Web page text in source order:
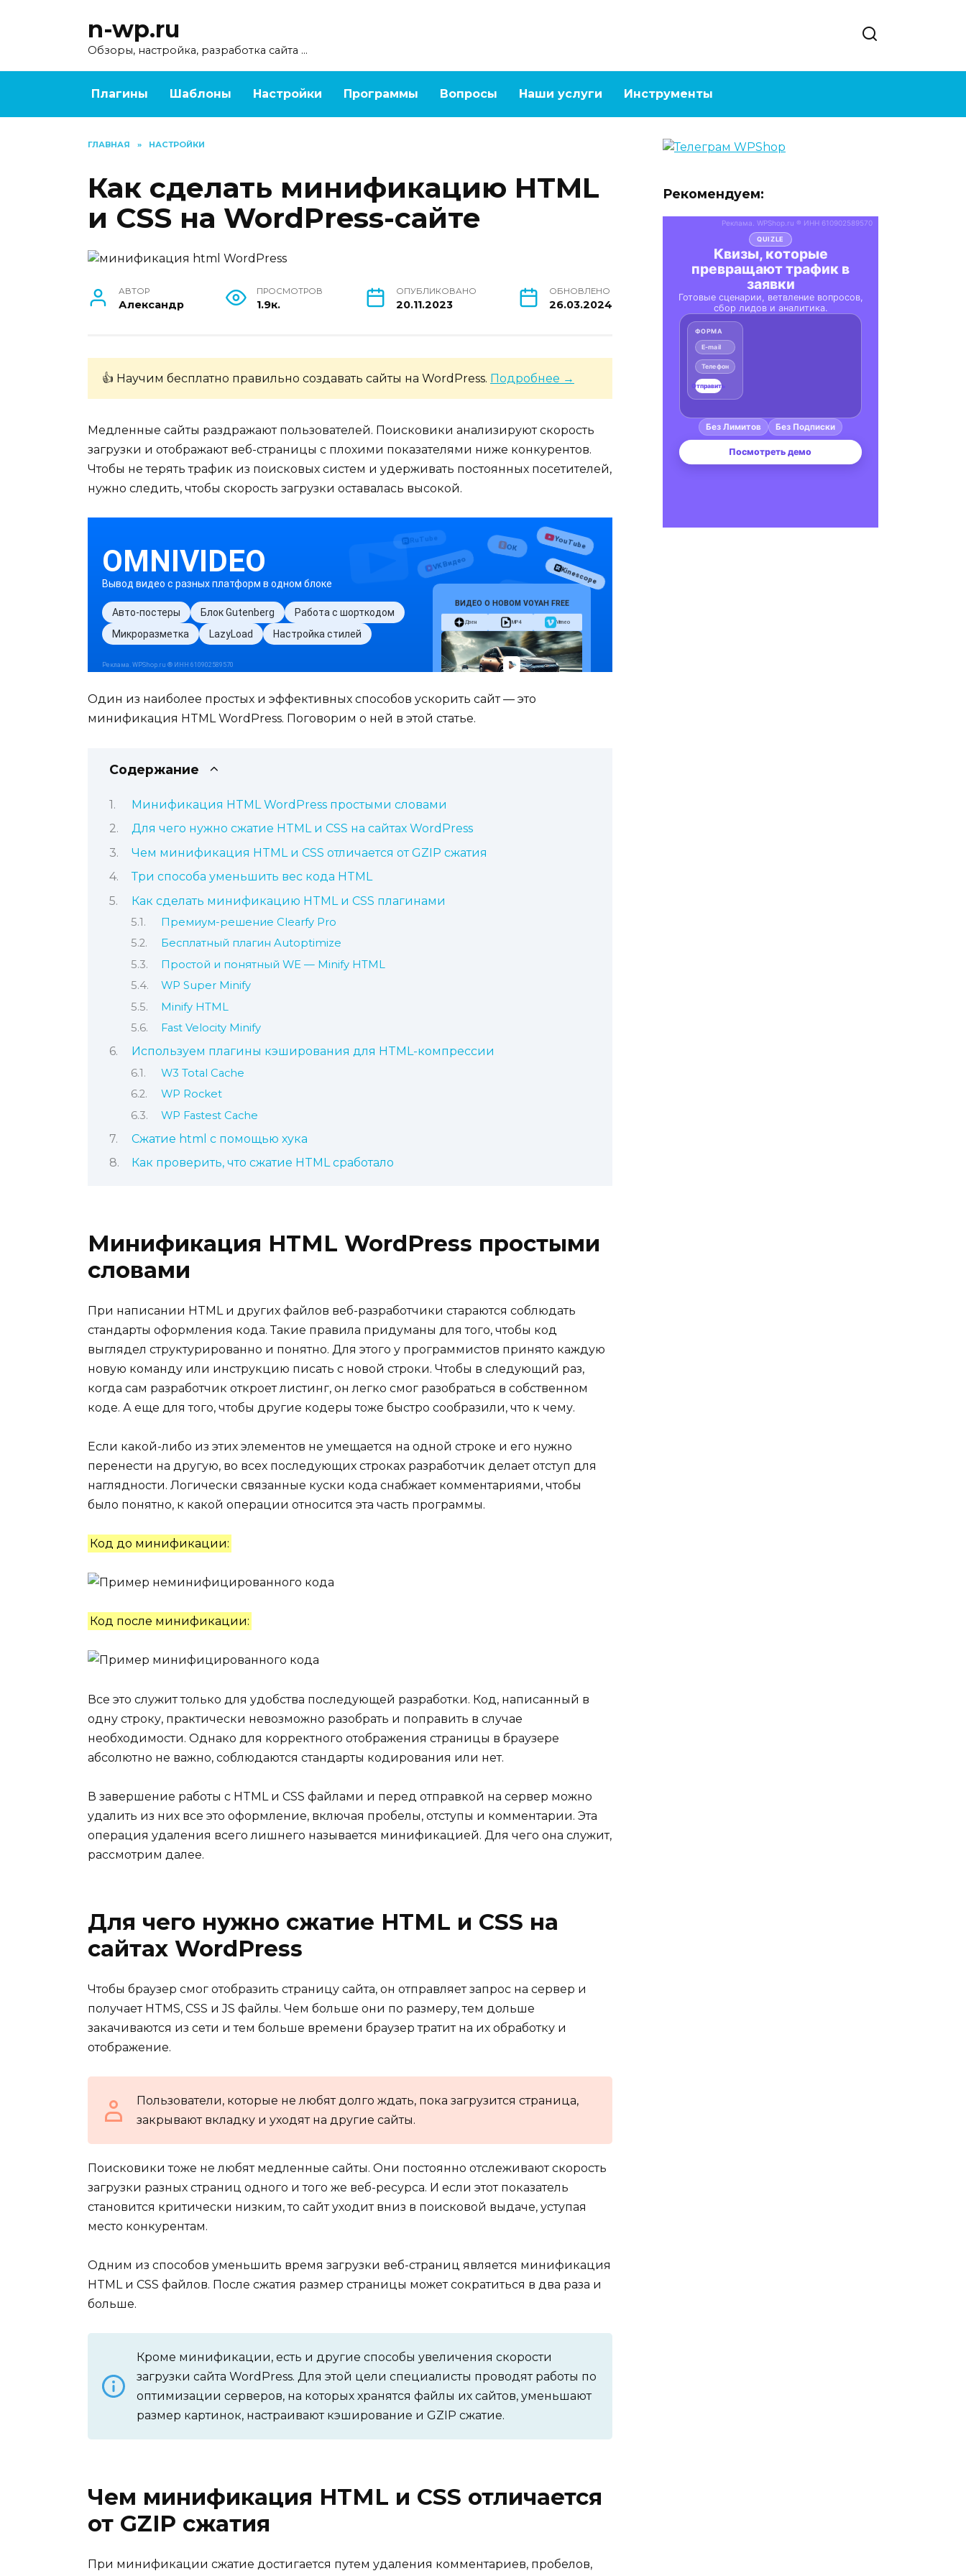
n-wp.ru
Обзоры, настройка, разработка сайта …
Плагины Шаблоны Настройки Программы Вопросы Наши услуги Инструменты
ГЛАВНАЯ » НАСТРОЙКИ
Как сделать минификацию HTML
и CSS на WordPress-сайте
АВТОР
Александр
ПРОСМОТРОВ
1.9к.
ОПУБЛИКОВАНО
20.11.2023
ОБНОВЛЕНО
26.03.2024
👍 Научим бесплатно правильно создавать сайты на WordPress. Подробнее →
Медленные сайты раздражают пользователей. Поисковики анализируют скорость
загрузки и отображают веб-страницы с плохими показателями ниже конкурентов.
Чтобы не терять трафик из поисковых систем и удерживать постоянных посетителей,
нужно следить, чтобы скорость загрузки оставалась высокой.
Один из наиболее простых и эффективных способов ускорить сайт — это
минификация HTML WordPress. Поговорим о ней в этой статье.
Содержание
Минификация HTML WordPress простыми словами
Для чего нужно сжатие HTML и CSS на сайтах WordPress
Чем минификация HTML и CSS отличается от GZIP сжатия
Три способа уменьшить вес кода HTML
Как сделать минификацию HTML и CSS плагинами
Премиум-решение Clearfy Pro
Бесплатный плагин Autoptimize
Простой и понятный WE — Minify HTML
WP Super Minify
Minify HTML
Fast Velocity Minify
Используем плагины кэширования для HTML-компрессии
W3 Total Cache
WP Rocket
WP Fastest Cache
Сжатие html с помощью хука
Как проверить, что сжатие HTML сработало
Минификация HTML WordPress простыми
словами
При написании HTML и других файлов веб-разработчики стараются соблюдать
стандарты оформления кода. Такие правила придуманы для того, чтобы код
выглядел структурированно и понятно. Для этого у программистов принято каждую
новую команду или инструкцию писать с новой строки. Чтобы в следующий раз,
когда сам разработчик откроет листинг, он легко смог разобраться в собственном
коде. А еще для того, чтобы другие кодеры тоже быстро сообразили, что к чему.
Если какой-либо из этих элементов не умещается на одной строке и его нужно
перенести на другую, во всех последующих строках разработчик делает отступ для
наглядности. Логически связанные куски кода снабжает комментариями, чтобы
было понятно, к какой операции относится эта часть программы.
Код до минификации:
Код после минификации:
Все это служит только для удобства последующей разработки. Код, написанный в
одну строку, практически невозможно разобрать и поправить в случае
необходимости. Однако для корректного отображения страницы в браузере
абсолютно не важно, соблюдаются стандарты кодирования или нет.
В завершение работы с HTML и CSS файлами и перед отправкой на сервер можно
удалить из них все это оформление, включая пробелы, отступы и комментарии. Эта
операция удаления всего лишнего называется минификацией. Для чего она служит,
рассмотрим далее.
Для чего нужно сжатие HTML и CSS на
сайтах WordPress
Чтобы браузер смог отобразить страницу сайта, он отправляет запрос на сервер и
получает HTMS, CSS и JS файлы. Чем больше они по размеру, тем дольше
закачиваются из сети и тем больше времени браузер тратит на их обработку и
отображение.
Пользователи, которые не любят долго ждать, пока загрузится страница,
закрывают вкладку и уходят на другие сайты.
Поисковики тоже не любят медленные сайты. Они постоянно отслеживают скорость
загрузки разных страниц одного и того же веб-ресурса. И если этот показатель
становится критически низким, то сайт уходит вниз в поисковой выдаче, уступая
место конкурентам.
Одним из способов уменьшить время загрузки веб-страниц является минификация
HTML и CSS файлов. После сжатия размер страницы может сократиться в два раза и
больше.
Кроме минификации, есть и другие способы увеличения скорости
загрузки сайта WordPress. Для этой цели специалисты проводят работы по
оптимизации серверов, на которых хранятся файлы их сайтов, уменьшают
размер картинок, настраивают кэширование и GZIP сжатие.
Чем минификация HTML и CSS отличается
от GZIP сжатия
При минификации сжатие достигается путем удаления комментариев, пробелов,
Рекомендуем: